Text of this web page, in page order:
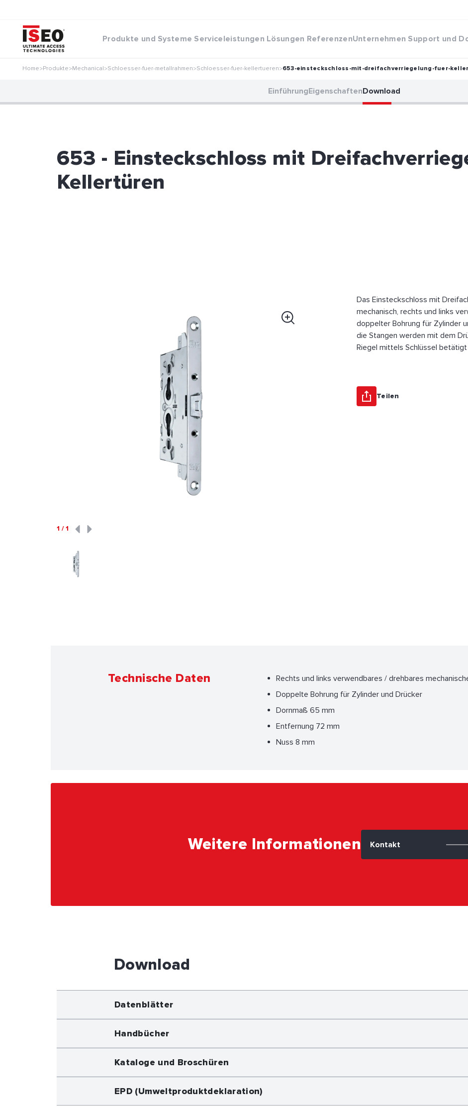
Produkte und Systeme Serviceleistungen Lösungen ReferenzenUnternehmen Support und
Home>Produkte>Mechanical>Schloesser-fuer-metallrahmen>Schloesser-fuer-kellertueren>653-einsteckschloss-mit-dreifachverriegelung-fuer-
EinführungEigenschaftenDownload
653 - Einsteckschloss mit
Kellertüren
1 /1
Das Einsteckschloss mit
mechanisch, rechts und links
doppelter Bohrung für Zylinder
die Stangen werden mit dem
Riegel mittels Schlüssel
Teilen
Technische Daten
Rechts und links verwendbares / drehbares
Doppelte Bohrung für Zylinder und Drücker
Dornmaß 65 mm
Entfernung 72 mm
Nuss 8 mm
Weitere Informationen Kontakt
Download
Datenblätter
Handbücher
Kataloge und Broschüren
EPD (Umweltproduktdeklaration)